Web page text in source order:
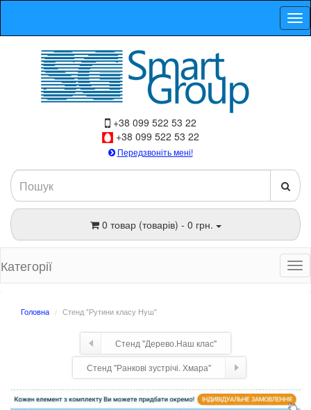
+38 099 522 53 22
+38 099 522 53 22
Передзвоніть мені!
0 товар (товарів) - 0 грн.
Категорії
Головна Стенд "Рутини класу Нуш"
Стенд "Дерево.Наш клас"
Стенд "Ранкові зустрічі. Хмара"